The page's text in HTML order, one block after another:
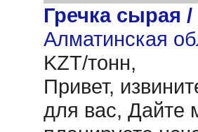
Гречка сырая /
Алматинская
KZT/тонн,
Привет,
для вас, Дайте